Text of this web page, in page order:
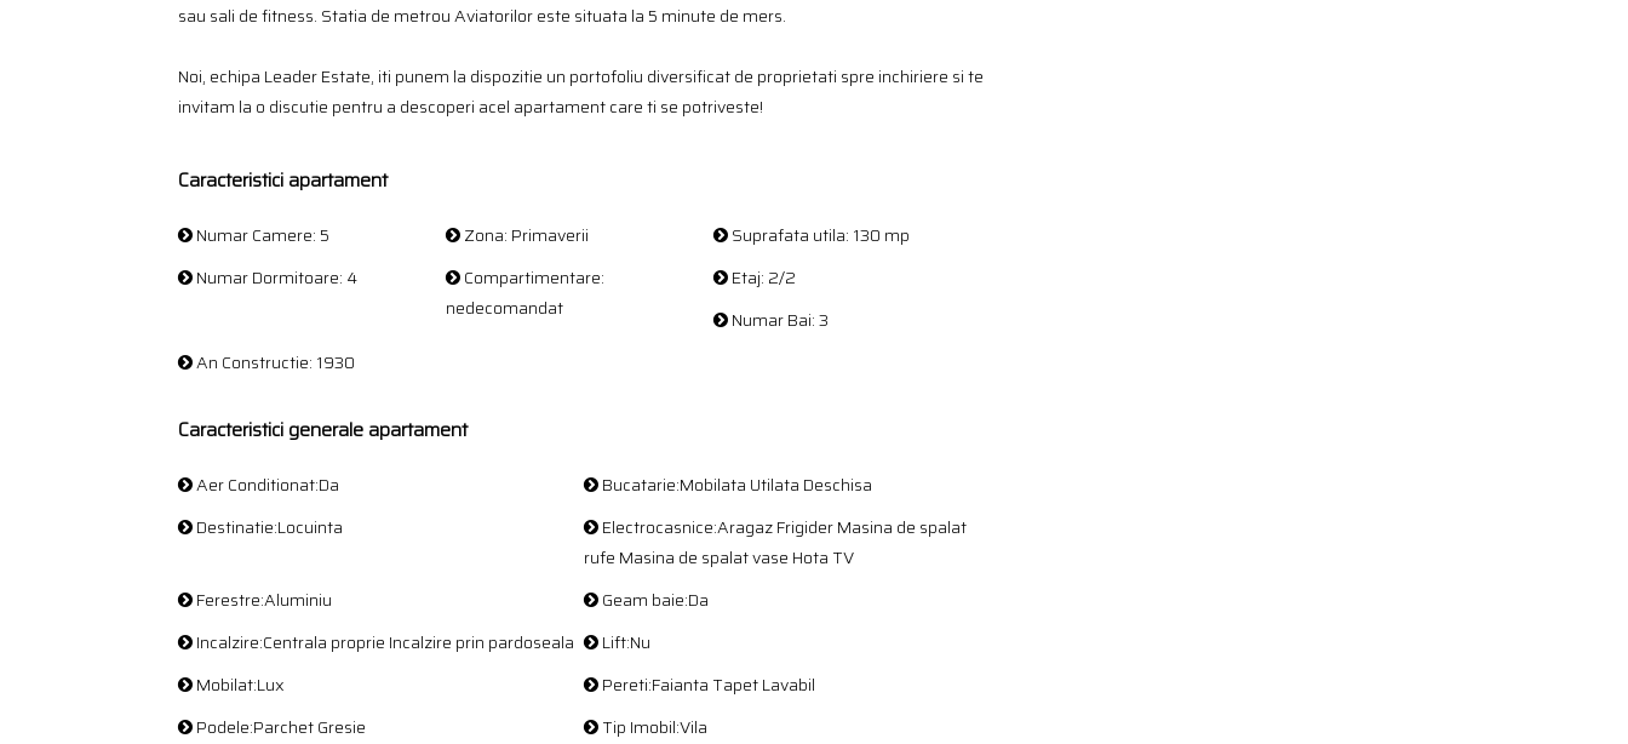
sau sali de fitness. Statia de metrou Aviatorilor este situata la 5 minute de mers.
Noi, echipa Leader Estate, iti punem la dispozitie un portofoliu diversificat de proprietati spre inchiriere si te
invitam la o discutie pentru a descoperi acel apartament care ti se potriveste!
Caracteristici apartament
Numar Camere: 5 Zona: Primaverii
Suprafata utila: 130 mp
Numar Dormitoare: 4
Compartimentare:
nedecomandat
Etaj: 2/2
Numar Bai: 3
An Constructie: 1930
Caracteristici generale apartament
Aer Conditionat:Da
Bucatarie:Mobilata Utilata Deschisa
Destinatie:Locuinta
Electrocasnice:Aragaz Frigider Masina de spalat
rufe Masina de spalat vase Hota TV
Ferestre:Aluminiu
Geam baie:Da
Incalzire:Centrala proprie Incalzire prin pardoseala
Lift:Nu
Mobilat:Lux
Pereti:Faianta Tapet Lavabil
Podele:Parchet Gresie
Tip Imobil:Vila